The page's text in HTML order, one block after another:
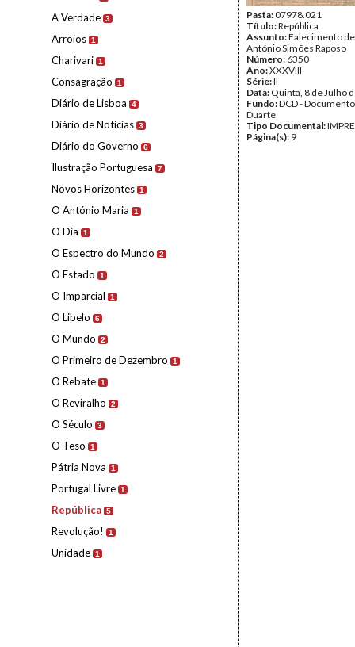
A Verdade 3
Arroios 1
Charivari 1
Consagração 1
Diário de Lisboa 4
Diário de Notícias 3
Diário do Governo 6
Ilustração Portuguesa 7
Novos Horizontes 1
O António Maria 1
O Dia 1
O Espectro do Mundo 2
O Estado 1
O Imparcial 1
O Libelo 6
O Mundo 2
O Primeiro de Dezembro 1
O Rebate 1
O Reviralho 2
O Século 3
O Teso 1
Pátria Nova 1
Portugal Livre 1
República 5
Revolução! 1
Unidade 1
Pasta:07978.021
Título:República
Assunto:Falecimento
António Simões Raposo
Número: 6350
Ano:XXXVIII
Série:II
Data: Quinta, 8 de Julho
Fundo:DCD -
Duarte
Tipo Documental:
Página(s): 9